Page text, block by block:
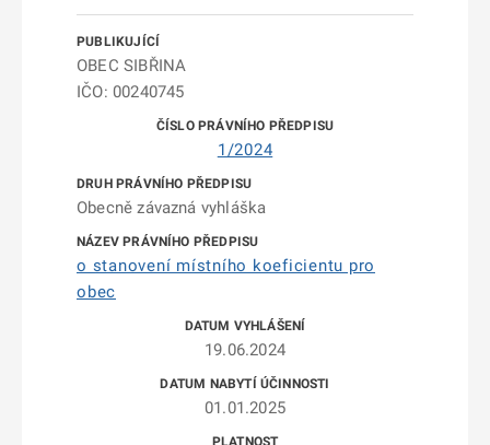
OBEC SIBŘINA
IČO: 00240745
1/2024
Obecně závazná vyhláška
o stanovení místního koeficientu pro
obec
19.06.2024
01.01.2025